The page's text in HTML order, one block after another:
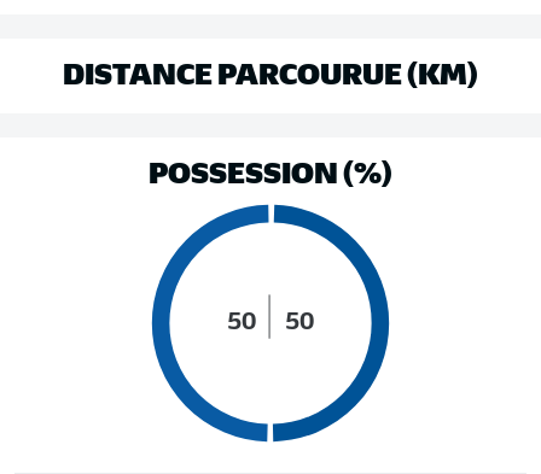
DISTANCE PARCOURUE (KM)
POSSESSION (%)
50 50